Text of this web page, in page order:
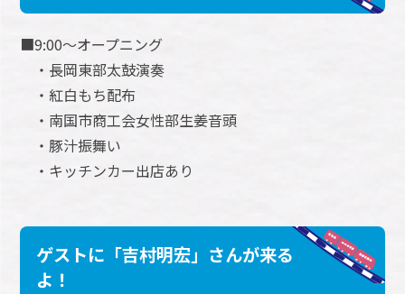
■9:00～オープニング
・長岡東部太鼓演奏
・紅白もち配布
・南国市商工会女性部生姜音頭
・豚汁振舞い
・キッチンカー出店あり
ゲストに「吉村明宏」さんが来る
よ！